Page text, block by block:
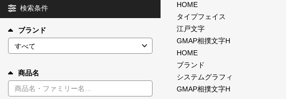
目的別フォントガイド
特集
年間ライセンス商品
検索条件
ブランド
商品名
HOME
タイプフェイス
江戸文字
GMAP相撲文字H
HOME
ブランド
システムグラフィ
GMAP相撲文字H